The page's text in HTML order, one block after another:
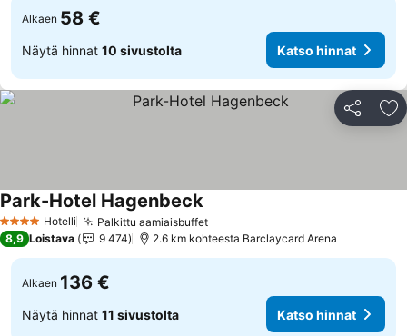
Alkaen 58 €
Näytä hinnat 10 sivustolta Katso hinnat
Jaa
4 Tähtiluokitus
Hotelli Palkittu aamiaisbuffetKatso hinnat
Park-Hotel HagenbeckKatso hinnat
8,9 Loistava 9 474 2.6 km kohteesta Barclaycard Arena
Alkaen 136 €
Näytä hinnat 11 sivustolta Katso hinnat